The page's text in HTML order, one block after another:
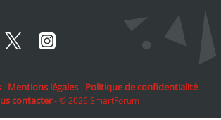
vers notre page Facebook
Lien vers notre page
Lien vers notre page
Lien vers notre
- Mentions légales- Politique de confidentialité-
contacter- © 2026SmartForum